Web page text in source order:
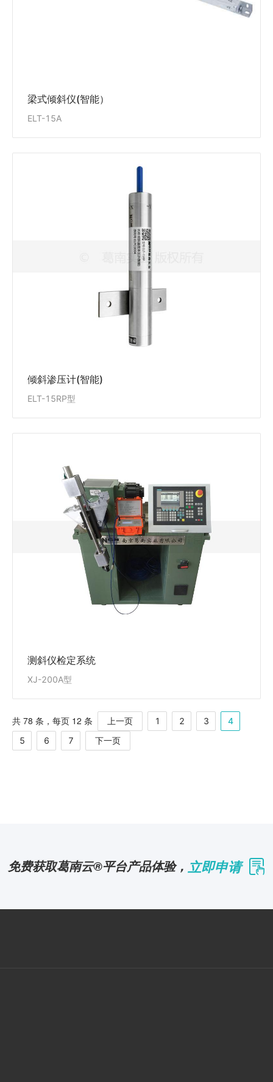
梁式倾斜仪(智能）
ELT-15A
倾斜渗压计(智能)
ELT-15RP型
倾斜渗压计(智能)
ELT-15RP型
ELT-15RP型倾斜渗压计适用于长期埋设在水工建筑物
或其它混凝土结构物及土体内，测量结构物或土体内部
的渗透(孔隙)水压力，同步测量埋设点的温度及倾斜角
度。
测斜仪检定系统
XJ-200A型
XJ-200A型
XJ-200A型测斜仪检定系统是用于检定测斜仪(倾斜传感
器)力学性能的专用设备。
查看详情
共 78 条，每页 12 条 上一页 1 2 3
4
5
6 7 下一页
免费获取葛南云®平台产品体验， 立即申请